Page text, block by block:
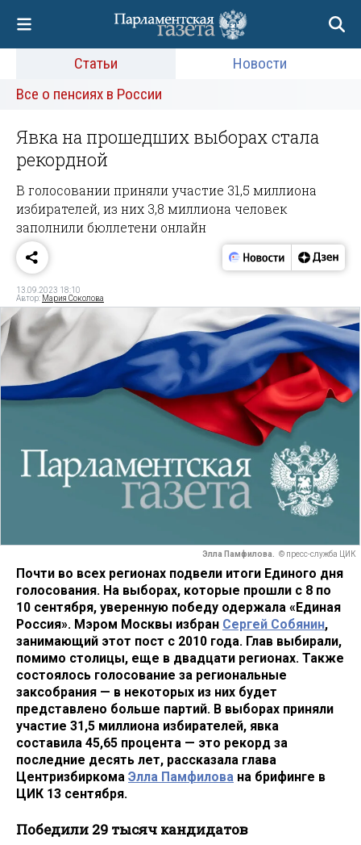
Статьи
Новости
Все о пенсиях в России
Явка на прошедших выборах стала
рекордной
В голосовании приняли участие 31,5 миллиона
избирателей, из них 3,8 миллиона человек
заполнили бюллетени онлайн
13.09.2023 18:10
Автор: Мария Соколова
Элла Памфилова. © пресс-служба ЦИК
Почти во всех регионах подвели итоги Единого дня
голосования. На выборах, которые прошли с 8 по
10 сентября, уверенную победу одержала «Единая
Россия». Мэром Москвы избран Сергей Собянин,
занимающий этот пост с 2010 года. Глав выбирали,
помимо столицы, еще в двадцати регионах. Также
состоялось голосование за региональные
заксобрания — в некоторых из них будет
представлено больше партий. В выборах приняли
участие 31,5 миллиона избирателей, явка
составила 45,65 процента — это рекорд за
последние десять лет, рассказала глава
Центризбиркома Элла Памфилова на брифинге в
ЦИК 13 сентября.
Победили 29 тысяч кандидатов